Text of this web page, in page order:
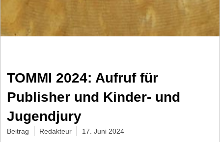
TOMMI 2024: Aufruf für
Publisher und Kinder- und
Jugendjury
Beitrag Redakteur 17. Juni 2024